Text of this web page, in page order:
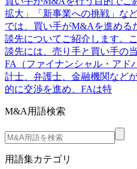
拡大」「新事業への挑戦」な
では、買い手がM&Aを進める
談先についてご紹介します。
談先には、売り手と買い手の
FA（ファイナンシャル・アド
計士、弁護士、金融機関など
的に交渉を進め、FAは特
M&A用語検索
用語集カテゴリ